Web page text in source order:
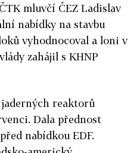
mluvčí ČEZ Ladislav
nabídky na stavbu
vyhodnocoval a loni v
zahájil s KHNP
jaderných reaktorů
Dala přednost
před nabídkou EDF.